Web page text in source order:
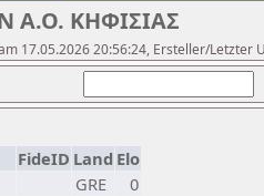
Α.Ο. ΚΗΦΙΣΙΑΣ
17.05.2026 20:56:24, Ersteller/Letzter
FideID Land Elo
GRE
0